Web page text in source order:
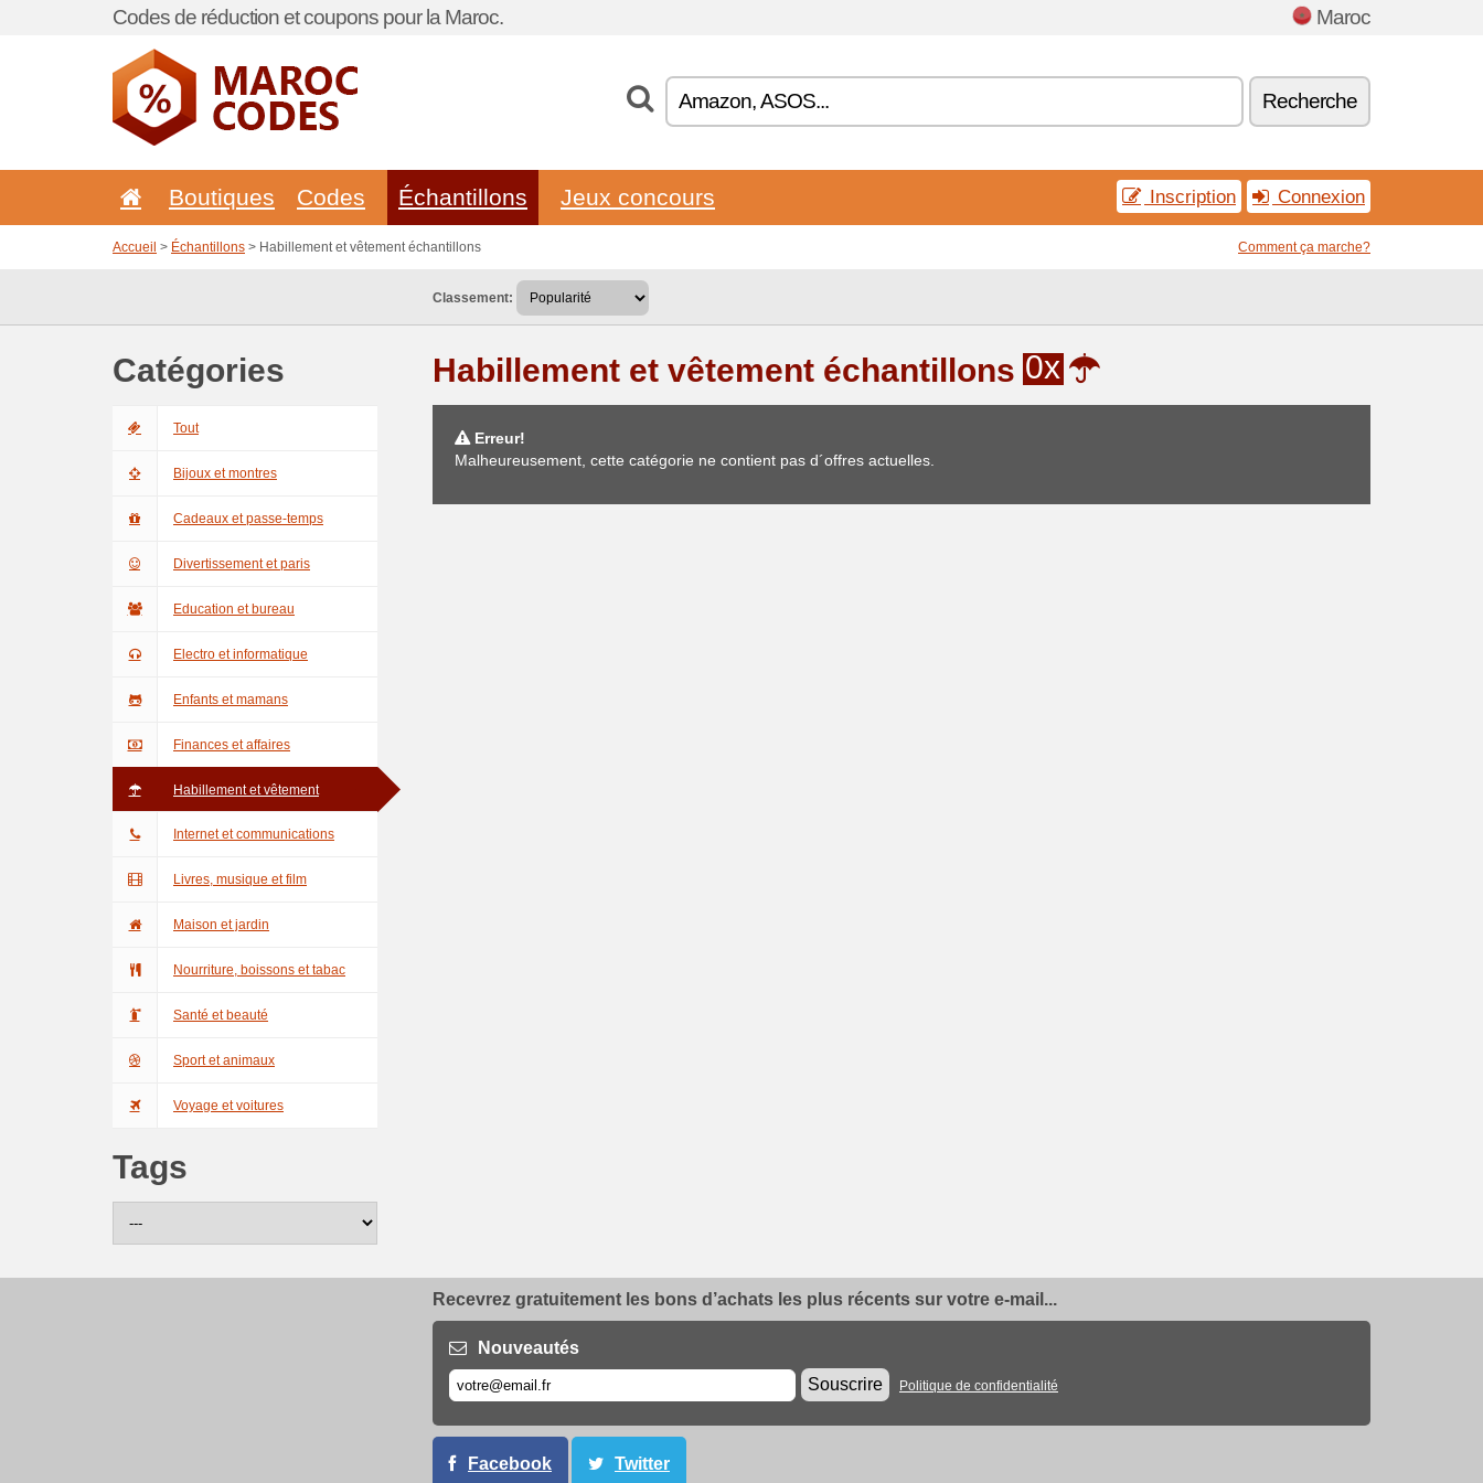
Codes de réduction et coupons pour la Maroc. Maroc
Recherche
Boutiques Codes Échantillons Jeux concours Inscription Connexion
Accueil > Échantillons > Habillement et vêtement échantillons Comment ça marche?
Classement:
Catégories
Tout
Bijoux et montres
Cadeaux et passe-temps
Divertissement et paris
Education et bureau
Electro et informatique
Enfants et mamans
Finances et affaires
Habillement et vêtement
Internet et communications
Livres, musique et film
Maison et jardin
Nourriture, boissons et tabac
Santé et beauté
Sport et animaux
Voyage et voitures
Tags
Habillement et vêtement échantillons 0x
Erreur!
Malheureusement, cette catégorie ne contient pas d´offres actuelles.
Recevrez gratuitement les bons d’achats les plus récents sur votre e-mail...
Nouveautés
Souscrire
Politique de confidentialité
Facebook Twitter